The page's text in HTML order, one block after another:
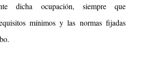
dicha ocupación, siempre que
mínimos y las normas fijadas